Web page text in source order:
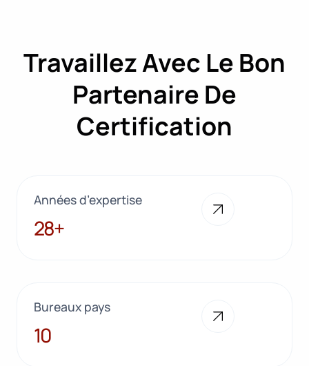
Travaillez Avec Le Bon
Partenaire De
Certification
Années d’expertise
28+
28+
Bureaux pays
10
10